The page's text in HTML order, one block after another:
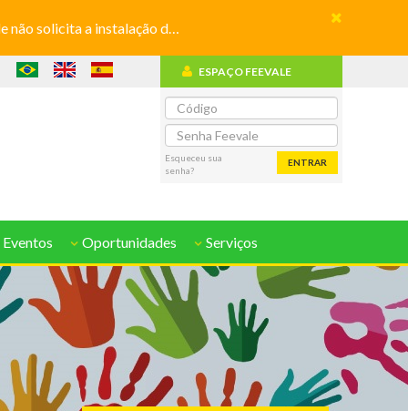
a instalação de aplicativos
ESPAÇO FEEVALE
Esqueceu sua
senha?
ENTRAR
Oportunidades Serviços